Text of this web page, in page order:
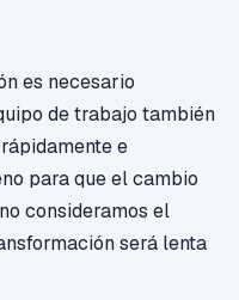
es necesario
de trabajo también
e
para que el cambio
consideramos el
será lenta